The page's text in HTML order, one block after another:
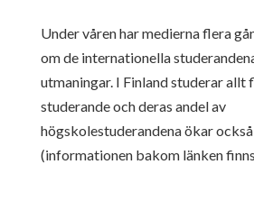
Under våren har medierna flera
om de internationella
utmaningar. I Finland studerar allt
studerande och deras andel av
högskolestuderandena ökar
(informationen bakom länken